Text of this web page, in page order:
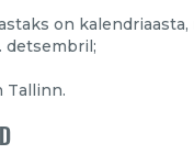
on kalendriaasta,
detsembril;
Tallinn.